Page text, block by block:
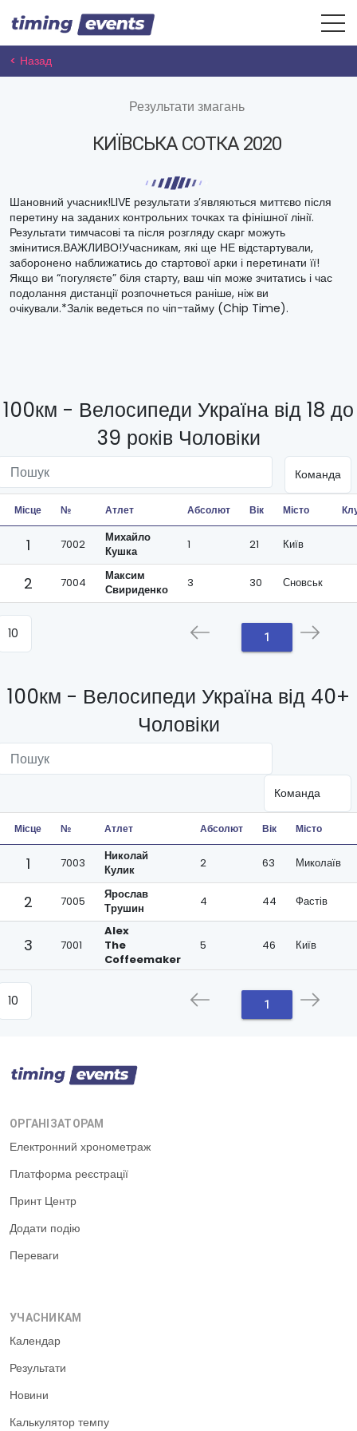
< Назад
Результати змагань
КИЇВСЬКА СОТКА 2020
Шановний учасник!LIVE результати з’являються миттєво після
перетину на заданих контрольних точках та фінішної лінії.
Результати тимчасові та після розгляду скарг можуть
змінитися.ВАЖЛИВО!Учасникам, які ще НЕ відстартували,
заборонено наближатись до стартової арки і перетинати її!
Якщо ви “погуляєте” біля старту, ваш чіп може зчитатись і час
подолання дистанції розпочнеться раніше, ніж ви
очікували.*Залік ведеться по чіп-тайму (Chip Time).
100км - Велосипеди Україна від 18 до
39 років Чоловіки
Місце № Атлет Абсолют Вік Місто
1 7002
Михайло
Кушка
1 21 Київ
2 7004
Максим
Свириденко
3 30 Сновськ
1
100км - Велосипеди Україна від 40+
Чоловіки
Місце № Атлет Абсолют Вік Місто
1 7003
Николай
Кулик
2 63 Миколаїв
2 7005
Ярослав
Трушин
4 44 Фастів
3 7001
Alex
The
Coffeemaker
5 46 Київ
1
ОРГАНІЗАТОРАМ
Електронний хронометраж
Платформа реєстрації
Принт Центр
Додати подію
Переваги
УЧАСНИКАМ
Календар
Результати
Новини
Калькулятор темпу